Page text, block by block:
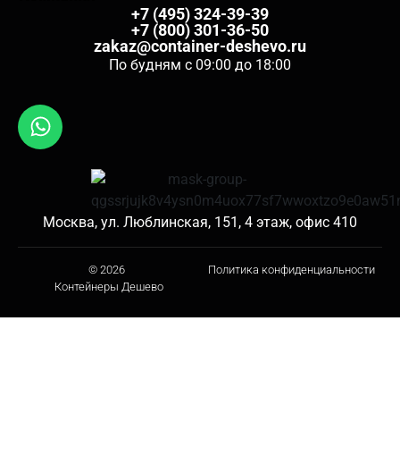
+7 (495) 324-39-39
+7 (800) 301-36-50
zakaz@container-deshevo.ru
По будням с 09:00 до 18:00
Москва, ул. Люблинская, 151, 4 этаж, офис 410
© 2026
Контейнеры Дешево
Политика конфиденциальности